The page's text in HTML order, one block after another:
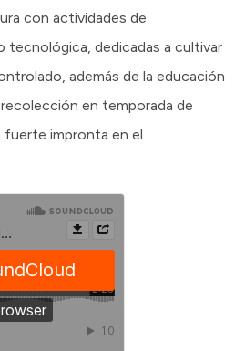
con actividades de
dedicadas a cultivar
además de la educación
en temporada de
fuerte impronta en el